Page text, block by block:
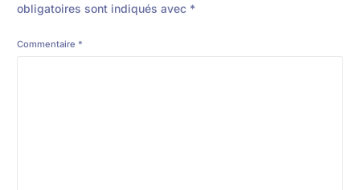
obligatoires sont indiqués avec *
Commentaire *